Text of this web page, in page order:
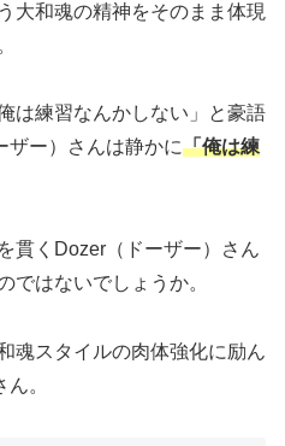
大和魂の精神をそのまま体現
は練習なんかしない」と豪語
ザー）さんは静かに「俺は練
貫くDozer（ドーザー）さん
ではないでしょうか。
魂スタイルの肉体強化に励ん
。